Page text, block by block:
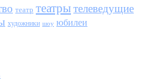
театр театрытелеведущие
художники шоу юбилеи